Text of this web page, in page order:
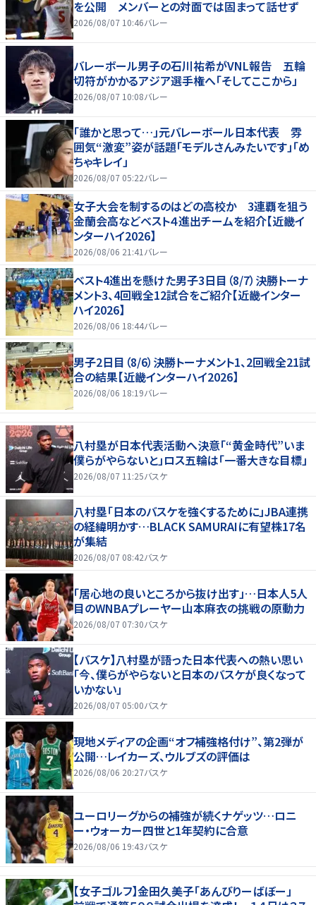
を公開 メンバーとの対面では固まって話せず
2026/08/07 10:46バレー
バレーボール男子の石川祐希がVNL報告 五輪
切符がかかるアジア選手権へ「そしてここから」
2026/08/07 10:08バレー
「誰かと思って…」元バレーボール日本代表 雰
囲気“激変”姿が話題「モデルさんみたいです」「め
ちゃキレイ」
2026/08/07 05:22バレー
女子大会を制するのはどの高校か 3連覇を狙う
金蘭会高などベスト４進出チームを紹介【近畿イ
ンターハイ2026】
2026/08/06 21:41 バレー
ベスト4進出を懸けた男子3日目（8/7）決勝トーナ
メント3、4回戦全12試合をご紹介【近畿インター
ハイ2026】
2026/08/06 18:44バレー
男子2日目（8/6）決勝トーナメント1、2回戦全21試
合の結果【近畿インターハイ2026】
2026/08/06 18:19バレー
八村塁が日本代表活動へ決意「“黄金時代”いま
僕らがやらないと」ロス五輪は「一番大きな目標」
2026/08/07 11:25バスケ
八村塁「日本のバスケを強くするために」JBA連携
の経緯明かす…BLACK SAMURAIに有望株17名
が集結
2026/08/07 08:42バスケ
「居心地の良いところから抜け出す」…日本人5人
目のWNBAプレーヤー山本麻衣の挑戦の原動力
2026/08/07 07:30バスケ
【バスケ】八村塁が語った日本代表への熱い思い
「今、僕らがやらないと日本のバスケが良くなって
いかない」
2026/08/07 05:00バスケ
現地メディアの企画“オフ補強格付け”、第2弾が
公開…レイカーズ、ウルブズの評価は
2026/08/06 20:27バスケ
ユーロリーグからの補強が続くナゲッツ…ロニ
ー・ウォーカー四世と1年契約に合意
2026/08/06 19:43バスケ
【女子ゴルフ】金田久美子「あんびりーばぼー」